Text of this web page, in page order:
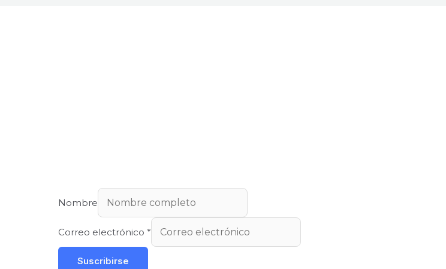
Nombre
Correo electrónico *
Suscribirse